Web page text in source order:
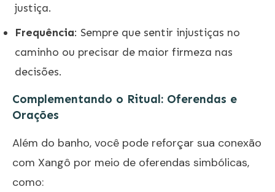
justiça.
Frequência: Sempre que sentir injustiças no
caminho ou precisar de maior firmeza nas
decisões.
Complementando o Ritual: Oferendas e
Orações
Além do banho, você pode reforçar sua conexão
com Xangô por meio de oferendas simbólicas,
como: